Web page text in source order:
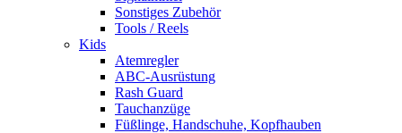
Sonstiges Zubehör
Tools / Reels
Kids
Atemregler
ABC-Ausrüstung
Rash Guard
Tauchanzüge
Füßlinge, Handschuhe, Kopfhauben